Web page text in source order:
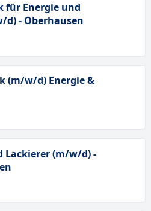
für Energie und
d) - Oberhausen
(m/w/d) Energie &
Lackierer (m/w/d) -